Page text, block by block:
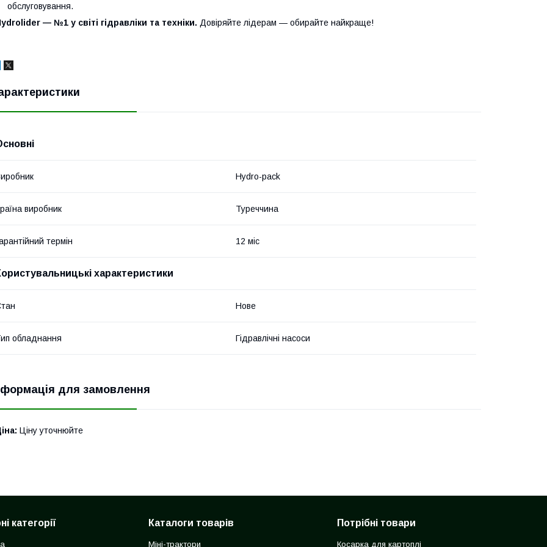
обслуговування.
— №1 у світі гідравліки та техніки. Довіряйте лідерам — обирайте найкраще!
Hydro-pack
виробник Туреччина
термін 12 міс
характеристики
Нове
обладнання Гідравлічні насоси
для замовлення
Ціну уточнюйте
категорії Каталоги товарів
Міні-трактори
Потрібні товари
Косарка для картоплі